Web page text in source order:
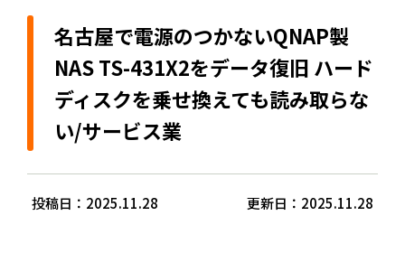
名古屋で電源のつかないQNAP製
NAS TS-431X2をデータ復旧 ハード
ディスクを乗せ換えても読み取らな
い/サービス業
投稿日：2025.11.28 更新日：2025.11.28